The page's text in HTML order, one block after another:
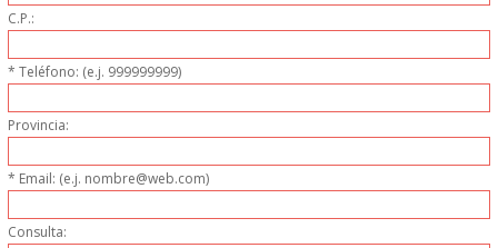
GARANTIAS Y
DEVOLUCIONES
AVISO LEGAL
C.P.:
* Teléfono: (e.j. 999999999)
Provincia:
* Email: (e.j. nombre@web.com)
Consulta: